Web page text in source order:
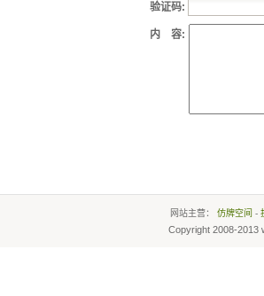
验证码:
内 容:
网站主营： 仿牌空间 -
Copyright 2008-2013